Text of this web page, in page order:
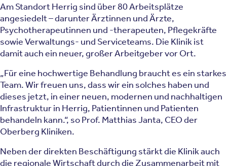
Am Standort Herrig sind über 80 Arbeitsplätze
angesiedelt – darunter Ärztinnen und Ärzte,
Psychotherapeutinnen und -therapeuten, Pflegekräfte
sowie Verwaltungs- und Serviceteams. Die Klinik ist
damit auch ein neuer, großer Arbeitgeber vor Ort.
„Für eine hochwertige Behandlung braucht es ein starkes
Team. Wir freuen uns, dass wir ein solches haben und
dieses jetzt, in einer neuen, modernen und nachhaltigen
Infrastruktur in Herrig, Patientinnen und Patienten
behandeln kann.“, so Prof. Matthias Janta, CEO der
Oberberg Kliniken.
Neben der direkten Beschäftigung stärkt die Klinik auch
die regionale Wirtschaft durch die Zusammenarbeit mit